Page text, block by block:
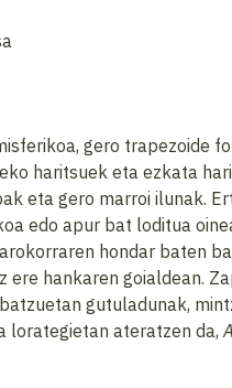
gero trapezoide
haritsuek eta ezkata
eta gero marroi ilunak.
edo apur bat loditua
hondar baten
ere hankaren goialdean.
gutuladunak,
lorategietan ateratzen da,